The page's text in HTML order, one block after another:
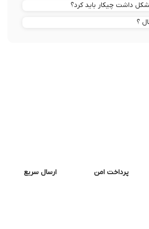
چیکار باید کرد؟
پرداخت امن ارسال سریع